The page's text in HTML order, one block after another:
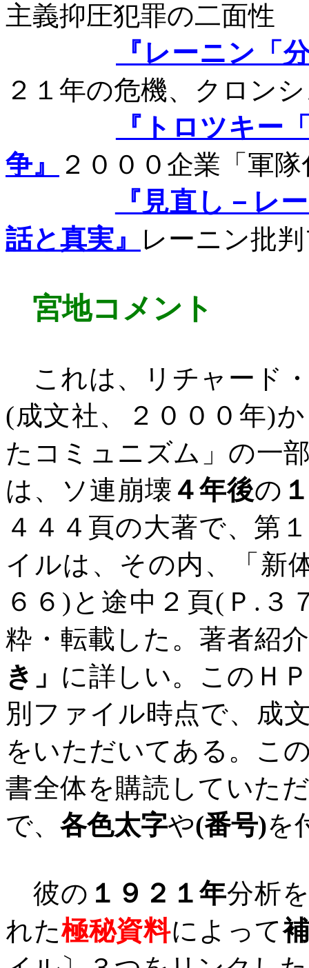
主義抑圧犯罪の二面性
『レーニン「
２１年の危機、クロン
『トロツキー
争』
２０００企業「軍
『見直し－レ
話と真実』
レーニン批
宮地コメント
これは、リチャード
(成文社、２０００年)
たコミュニズム」の一
は、ソ連崩壊 ４年後の
４４４頁の大著で、第
イルは、その内、「新
６６ ) と途中２頁( Ｐ . ３
粋・転載した。著者紹
き」 に詳しい。このＨ
別ファイル時点で、成
をいただいてある。こ
書全体を購読していた
で、 各色太字や(番号)を
彼の １９２１年分析
れた極秘資料によって